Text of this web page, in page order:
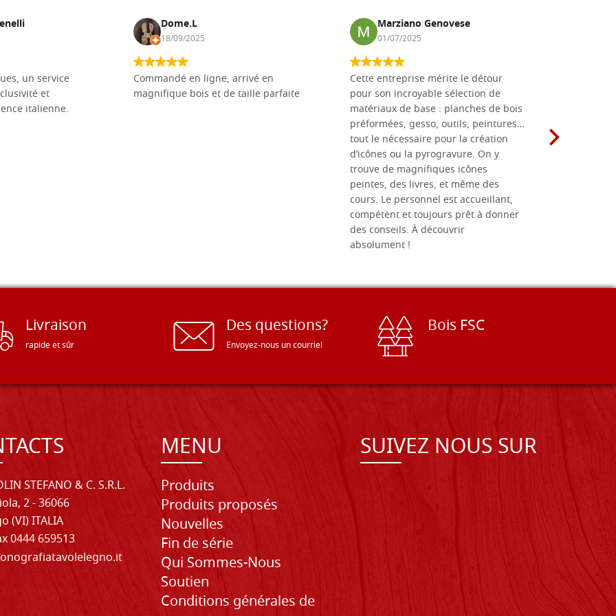
Planche d'icône en tilleul, modèle AL2, mesure
30x30 lisse,brute
Stocker: 0 - COD. G30X30A2L
€ 16,50
Planche d'icône en tilleul, modèle AL2, mesure
Stocker: 0 - COD. G30X40A2L
ACHETER
un service
et
italienne.
Dome.L
18/09/2025
Commandé en ligne, arrivé en
magnifique bois et de taille parfaite
Marziano Genovese
01/07/2025
Cette entreprise mérite le détour
pour son incroyable sélection de
matériaux de base : planches de bois
préformées, gesso, outils, peintures…
tout le nécessaire pour la création
d’icônes ou la pyrogravure. On y
trouve de magnifiques icônes
peintes, des livres, et même des
cours. Le personnel est accueillant,
compétent et toujours prêt à donner
des conseils. À découvrir
absolument !
Livraison
rapide et sûr
Des questions?
Envoyez-nous un courriel
Bois FSC
STEFANO & C. S.R.L.
2 - 36066
(VI) ITALIA
0444 659513
MENU
Produits
Produits proposés
Nouvelles
Fin de série
Qui Sommes-Nous
Soutien
Conditions générales de
SUIVEZ NOUS SUR